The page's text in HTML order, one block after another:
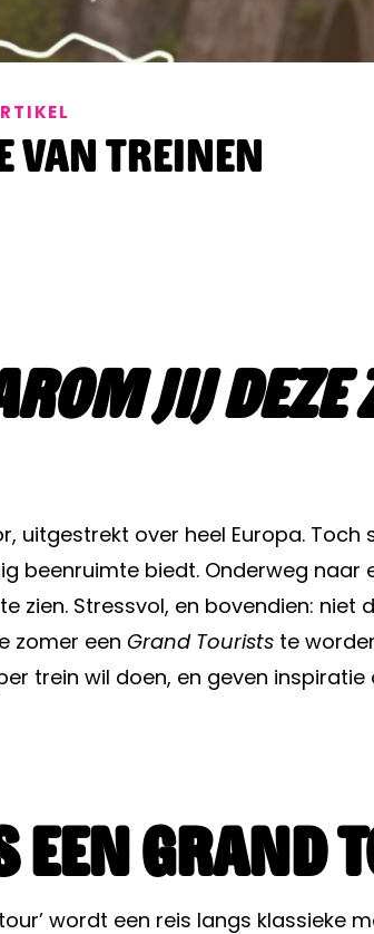
van treinen
jij
uitgestrekt over heel Europa.
beenruimte biedt. Onderweg
zien. Stressvol, en bovendien:
zomer een Grand Tourists te
trein wil doen, en geven
een grand
wordt een reis langs klassieke